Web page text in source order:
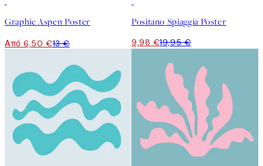
Graphic Aspen Poster
Από 6,50 €13 €
Positano Spiaggia Poster
9,98 €19,95 €